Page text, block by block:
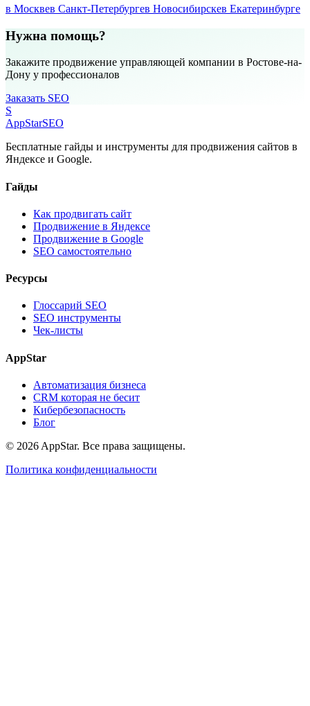
в Москвев Санкт-Петербургев Новосибирскев Екатеринбурге
Нужна помощь?
Закажите продвижение управляющей компании в Ростове-на-
Дону у профессионалов
Заказать SEO
S
AppStarSEO
Бесплатные гайды и инструменты для продвижения сайтов в
Яндексе и Google.
Гайды
Как продвигать сайт
Продвижение в Яндексе
Продвижение в Google
SEO самостоятельно
Ресурсы
Глоссарий SEO
SEO инструменты
Чек-листы
AppStar
Автоматизация бизнеса
CRM которая не бесит
Кибербезопасность
Блог
© 2026 AppStar. Все права защищены.
Политика конфиденциальности